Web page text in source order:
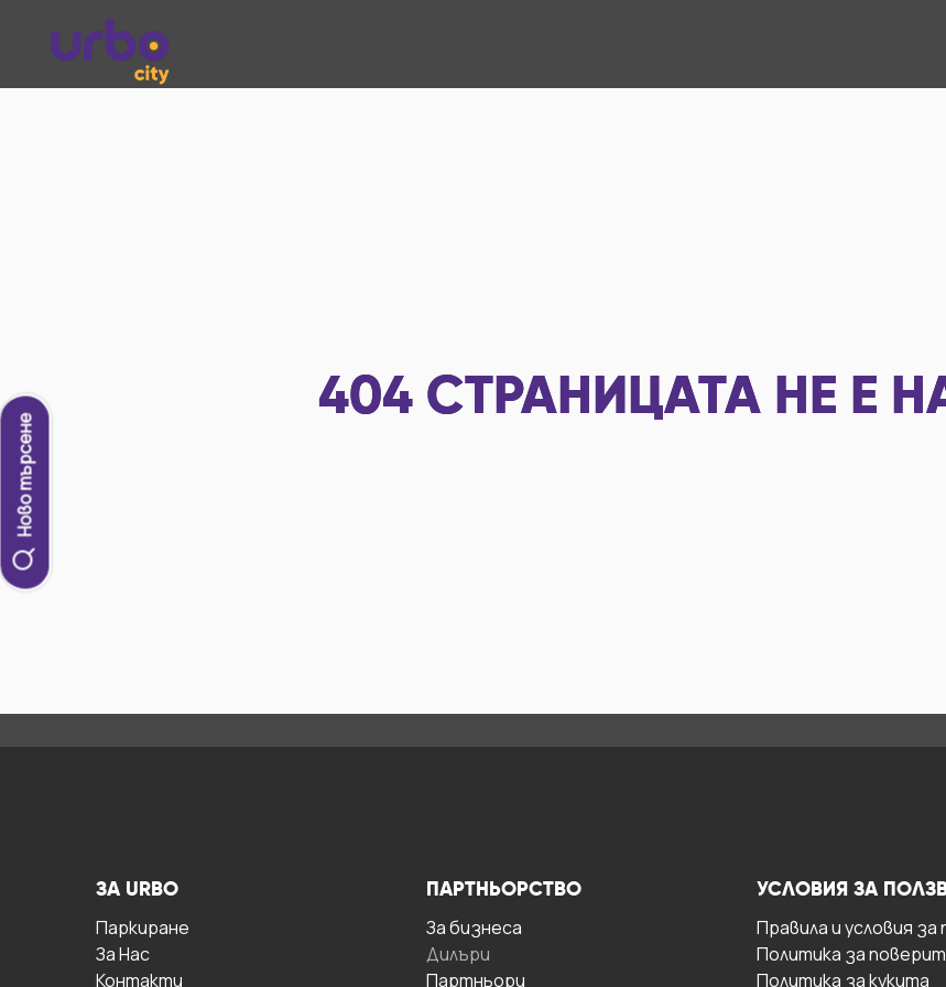
Ново търсене
404 СТРАНИЦАТА НЕ Е
ЗА URBO
Паркиране
За Hас
Контакти
ПАРТНЬОРСТВО
За бизнесa
Дилъри
Партньори
УСЛОВИЯ ЗА
Правила и условия за
Политика за
Политика за кукита